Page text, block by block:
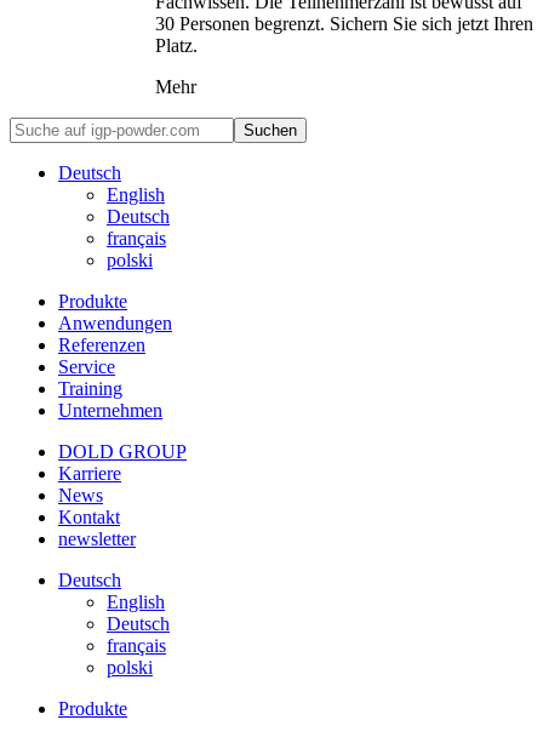
30 Personen begrenzt. Sichern Sie sich jetzt Ihren
Platz.
Mehr
Suchen
Deutsch
English
Deutsch
français
polski
Produkte
Anwendungen
Referenzen
Service
Training
Unternehmen
DOLD GROUP
Karriere
News
Kontakt
newsletter
Deutsch
English
Deutsch
français
polski
Produkte